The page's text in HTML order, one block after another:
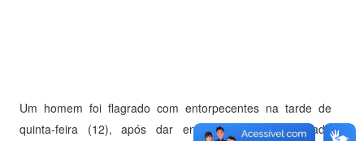
Um homem foi flagrado com entorpecentes na tarde de
quinta-feira (12), após dar entrada em uma unidade